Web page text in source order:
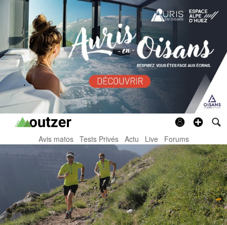
Avis matos Tests Privés Actu Live Forums